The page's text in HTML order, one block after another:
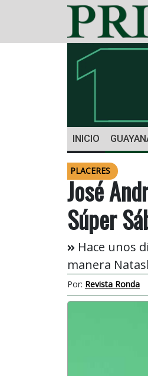
INICIO
PLACERES
José
Súper
Hace unos
manera
Por: Revista Ronda